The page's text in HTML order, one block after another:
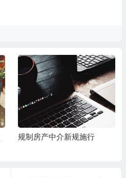
规制房产中介新规施行